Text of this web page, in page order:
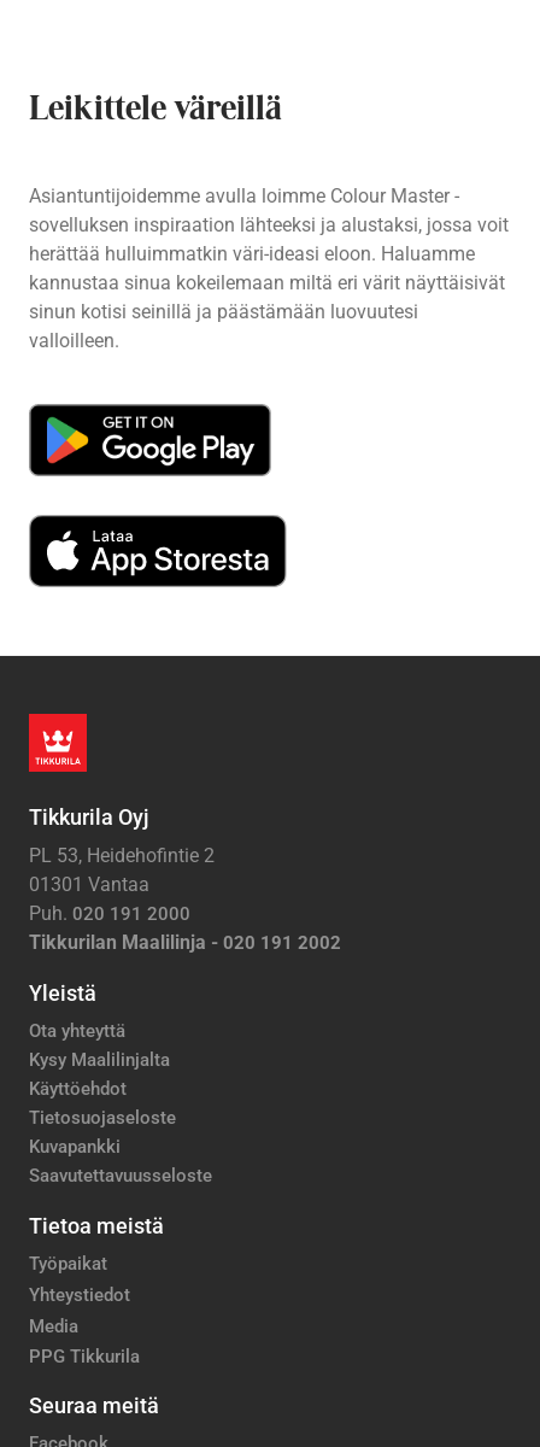
Leikittele väreillä
Asiantuntijoidemme avulla loimme Colour Master -
sovelluksen inspiraation lähteeksi ja alustaksi, jossa voit
herättää hulluimmatkin väri-ideasi eloon. Haluamme
kannustaa sinua kokeilemaan miltä eri värit näyttäisivät
sinun kotisi seinillä ja päästämään luovuutesi
valloilleen.
Tikkurila Oyj
PL 53, Heidehofintie 2
01301 Vantaa
Puh. 020 191 2000
Tikkurilan Maalilinja - 020 191 2002
Yleistä
Ota yhteyttä
Kysy Maalilinjalta
Käyttöehdot
Tietosuojaseloste
Kuvapankki
Saavutettavuusseloste
Tietoa meistä
Työpaikat
Yhteystiedot
Media
PPG Tikkurila
Seuraa meitä